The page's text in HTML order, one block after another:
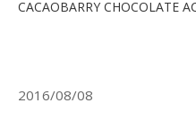
CACAOBARRY CHOCOLATE
2016/08/08